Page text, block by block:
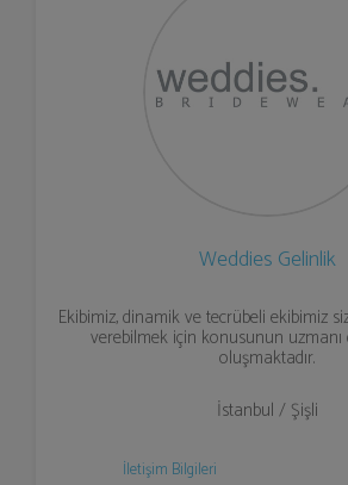
Weddies Gelinlik
Ekibimiz, dinamik ve tecrübeli ekibimiz
verebilmek için konusunun uzmanı
oluşmaktadır.
İstanbul / Şişli
İletişim Bilgileri